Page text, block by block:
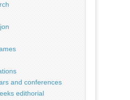
and conferences
edithorial